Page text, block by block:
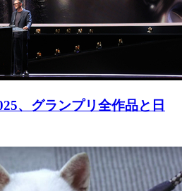
、グランプリ全作品と日